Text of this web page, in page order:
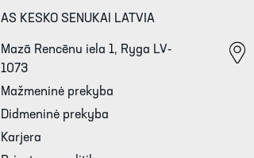
AS KESKO SENUKAI LATVIA
Mazā Rencēnu iela 1, Ryga LV-
1073
Mažmeninė prekyba
Didmeninė prekyba
Karjera